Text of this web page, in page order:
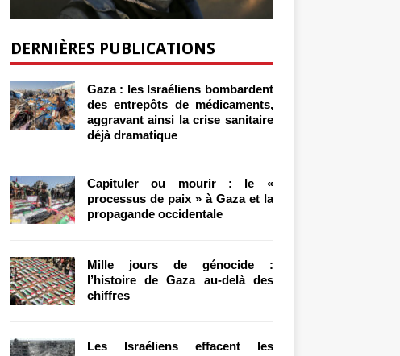
DERNIÈRES PUBLICATIONS
Gaza : les Israéliens bombardent
des entrepôts de médicaments,
aggravant ainsi la crise sanitaire
déjà dramatique
Capituler ou mourir : le «
processus de paix » à Gaza et la
propagande occidentale
Mille jours de génocide :
l’histoire de Gaza au-delà des
chiffres
Les Israéliens effacent les